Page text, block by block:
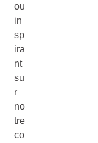
ou
in
sp
ira
nt
su
r
no
tre
co